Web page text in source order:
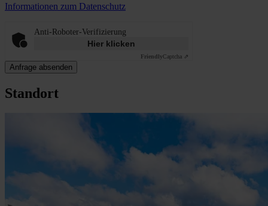
Informationen zum Datenschutz
Anti-Roboter-Verifizierung
Hier klicken
FriendlyCaptcha ⇗
Anfrage absenden
Standort